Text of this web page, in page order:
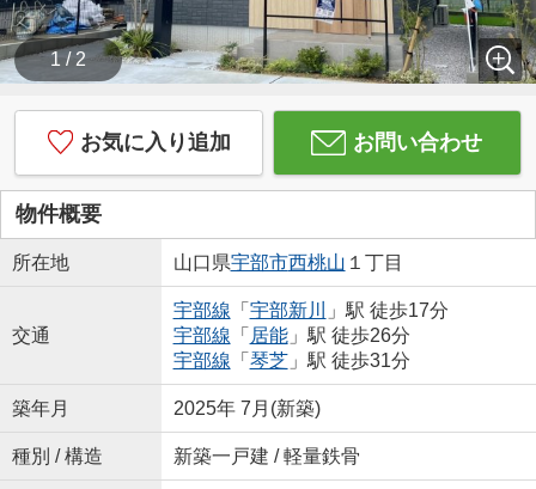
1 / 2
お気に入り追加 お問い合わせ
物件概要
所在地 山口県宇部市西桃山 １丁目
交通
宇部線 「 宇部新川
」駅 徒歩17分
宇部線 「 居能」駅 徒歩26分
宇部線 「 琴芝」駅 徒歩31分
築年月 2025年 7月(新築)
種別 / 構造 新築一戸建 / 軽量鉄骨